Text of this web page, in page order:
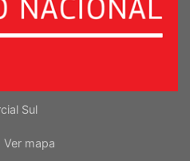
Sul
Ver mapa